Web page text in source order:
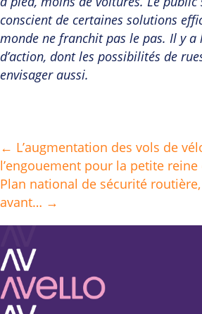
conscient de certaines solutions
monde ne franchit pas le pas. Il y
d’action, dont les possibilités de
envisager aussi.
Posts
navigation
← L’augmentation des vols de
l’engouement pour la petite
Plan national de sécurité
avant… →